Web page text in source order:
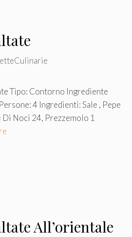
Tipo: Contorno Ingrediente
4 Ingredienti: Sale , Pepe
Noci 24, Prezzemolo 1
All’orientale